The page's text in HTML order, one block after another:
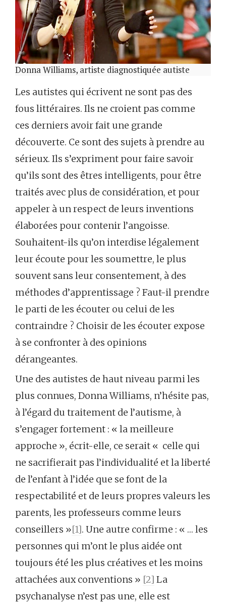
Donna Williams, artiste diagnostiquée autiste
Les autistes qui écrivent ne sont pas des
fous littéraires. Ils ne croient pas comme
ces derniers avoir fait une grande
découverte. Ce sont des sujets à prendre au
sérieux. Ils s’expriment pour faire savoir
qu’ils sont des êtres intelligents, pour être
traités avec plus de considération, et pour
appeler à un respect de leurs inventions
élaborées pour contenir l’angoisse.
Souhaitent-ils qu’on interdise légalement
leur écoute pour les soumettre, le plus
souvent sans leur consentement, à des
méthodes d’apprentissage ? Faut-il prendre
le parti de les écouter ou celui de les
contraindre ? Choisir de les écouter expose
à se confronter à des opinions
dérangeantes.
Une des autistes de haut niveau parmi les
plus connues, Donna Williams, n’hésite pas,
à l’égard du traitement de l’autisme, à
s’engager fortement : « la meilleure
approche », écrit-elle, ce serait « celle qui
ne sacrifierait pas l’individualité et la liberté
de l’enfant à l’idée que se font de la
respectabilité et de leurs propres valeurs les
parents, les professeurs comme leurs
conseillers »[1]. Une autre confirme : « … les
personnes qui m’ont le plus aidée ont
toujours été les plus créatives et les moins
attachées aux conventions » [2] La
psychanalyse n’est pas une, elle est